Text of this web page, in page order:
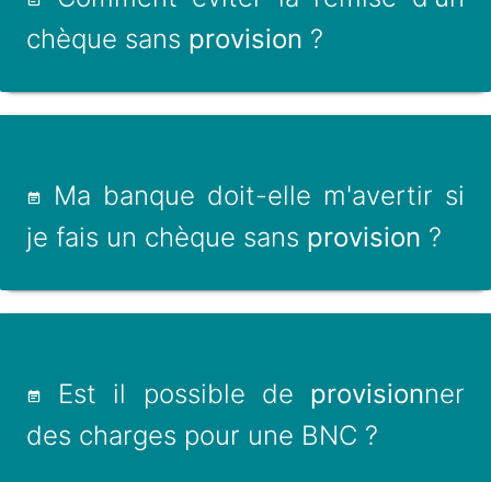
chèque sans provision ?
Ma banque doit-elle m'avertir si
je fais un chèque sans provision ?
Est il possible de provisionner
des charges pour une BNC ?